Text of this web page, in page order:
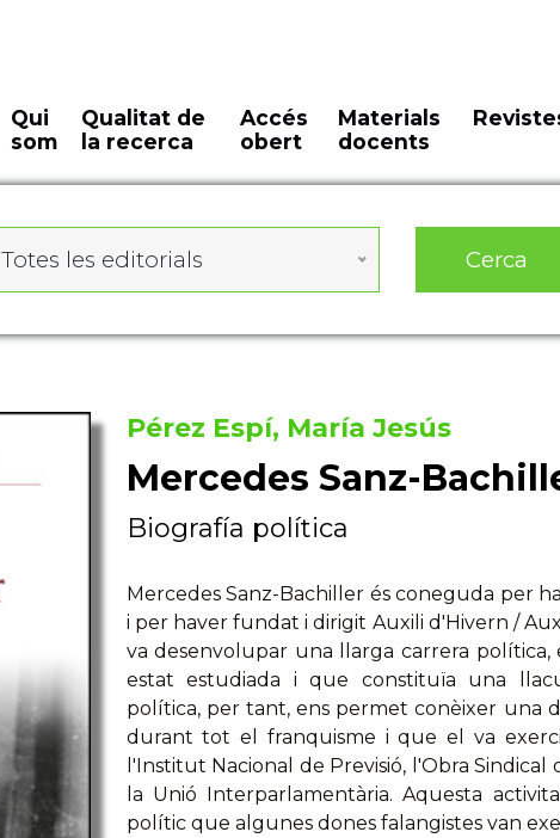
Qui
som
Qualitat de
la recerca
Accés
obert
Materials
docents
Totes les editorials Cerca
Pérez Espí, María Jesús
Mercedes Sanz-
Biografía política
Mercedes Sanz-Bachiller és coneguda per
i per haver fundat i dirigit Auxili d'Hivern /
va desenvolupar una llarga carrera política,
estat estudiada i que constituïa una
política, per tant, ens permet conèixer una
durant tot el franquisme i que el va
l'Institut Nacional de Previsió, l'Obra Sindical
la Unió Interparlamentària. Aquesta
polític que algunes dones falangistes van